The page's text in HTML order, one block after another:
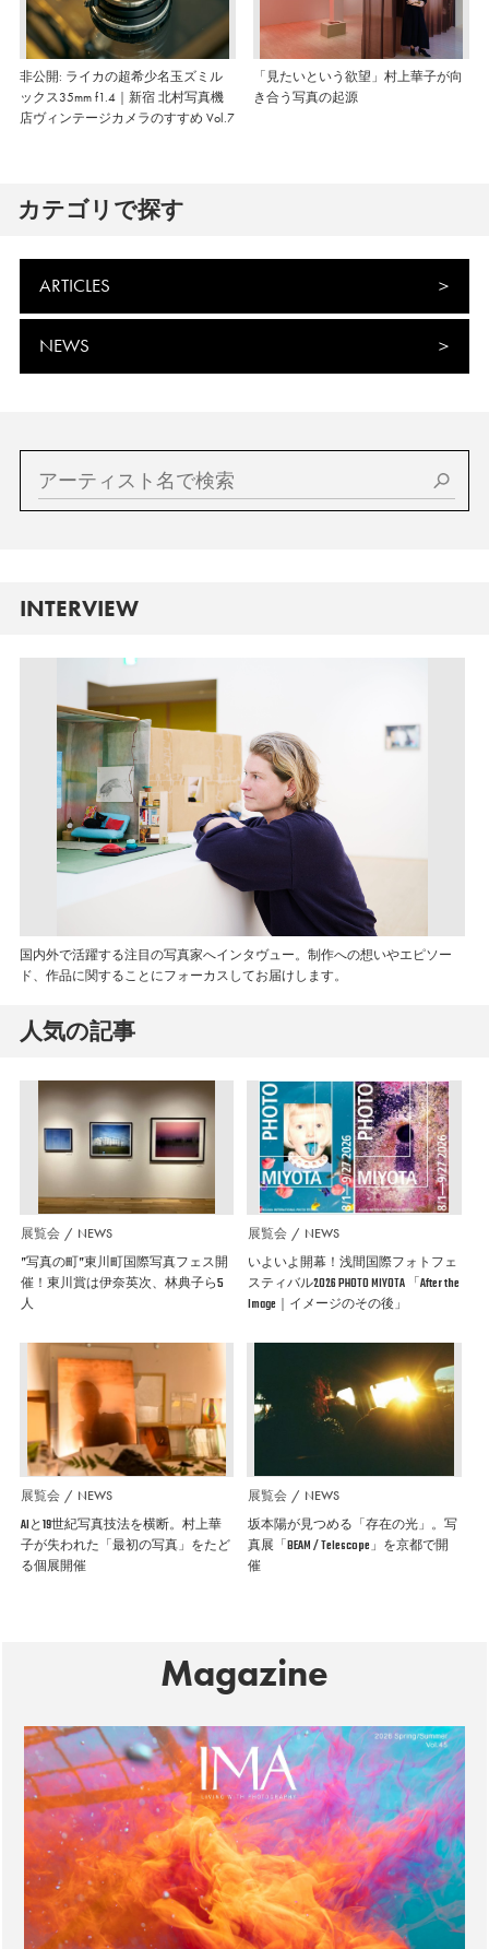
非公開: ライカの超希少名玉ズミル
ックス35mm f1.4｜新宿 北村写真機
店ヴィンテージカメラのすすめ Vol.7
「見たいという欲望」村上華子が向
き合う写真の起源
カテゴリで探す
ARTICLES
NEWS
INTERVIEW
国内外で活躍する注目の写真家へインタヴュー。制作への想いやエピソー
ド、作品に関することにフォーカスしてお届けします。
人気の記事
展覧会 NEWS
”写真の町”東川町国際写真フェス開
催！東川賞は伊奈英次、林典子ら5
人
展覧会 NEWS
いよいよ開幕！浅間国際フォトフェ
スティバル2026 PHOTO MIYOTA 「After the
Image｜イメージのその後」
展覧会 NEWS
AIと19世紀写真技法を横断。村上華
子が失われた「最初の写真」をたど
る個展開催
展覧会 NEWS
坂本陽が見つめる「存在の光」。写
真展「BEAM / Telescope」を京都で開
催
Magazine